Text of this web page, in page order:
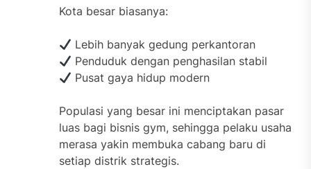
Kota besar biasanya:
Lebih banyak gedung perkantoran
Penduduk dengan penghasilan stabil
Pusat gaya hidup modern
Populasi yang besar ini menciptakan pasar
luas bagi bisnis gym, sehingga pelaku usaha
merasa yakin membuka cabang baru di
setiap distrik strategis.